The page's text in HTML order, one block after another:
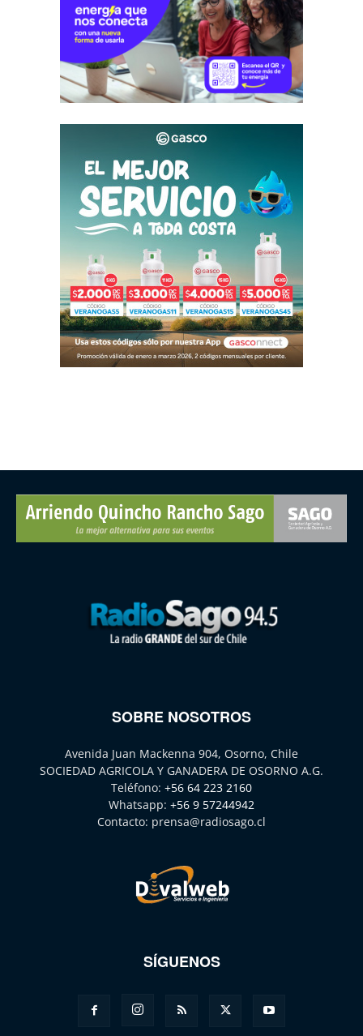
SOBRE NOSOTROS
Avenida Juan Mackenna 904, Osorno, Chile
SOCIEDAD AGRICOLA Y GANADERA DE OSORNO A.G.
Teléfono: +56 64 223 2160
Whatsapp: +56 9 57244942
Contacto: prensa@radiosago.cl
SÍGUENOS